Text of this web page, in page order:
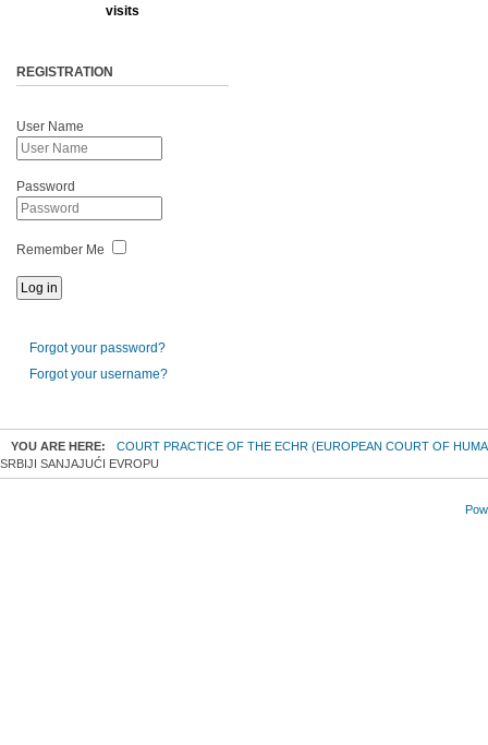
visits
REGISTRATION
User Name
Password
Remember Me
Forgot your password?
Forgot your username?
YOU ARE HERE:
COURT PRACTICE OF THE ECHR (EUROPEAN COURT OF
SRBIJI SANJAJUĆI EVROPU